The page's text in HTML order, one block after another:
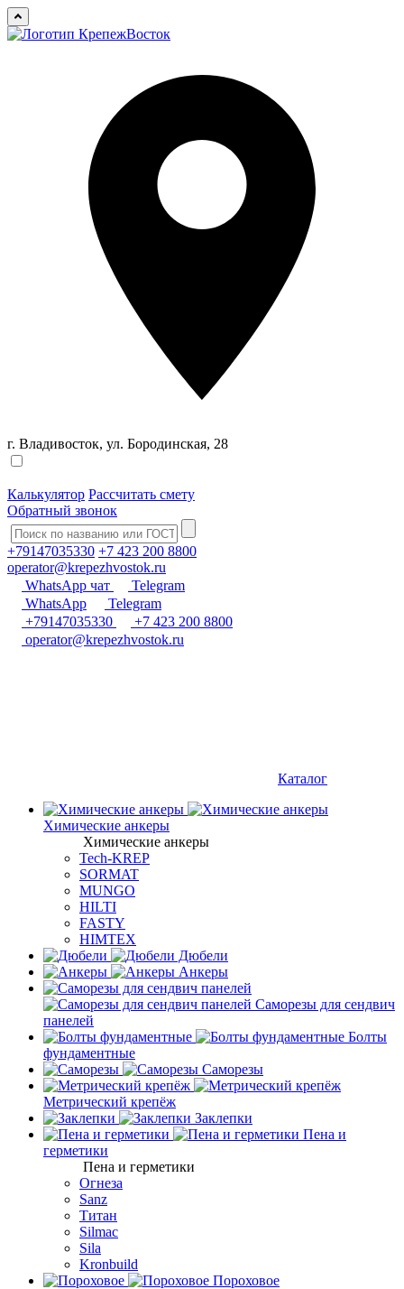
г. Владивосток, ул. Бородинская, 28
Калькулятор Рассчитать смету
Обратный звонок
+79147035330 +7 423 200 8800
operator@krepezhvostok.ru
WhatsApp чат
Telegram
WhatsApp
Telegram
+79147035330
+7 423 200 8800
operator@krepezhvostok.ru
Каталог
Химические анкеры
Химические анкеры
Tech-KREP
SORMAT
MUNGO
HILTI
FASTY
HIMTEX
Дюбели
Анкеры
Саморезы для сендвич
панелей
Болты
фундаментные
Саморезы
Метрический крепёж
Заклепки
Пена и
герметики
Пена и герметики
Огнеза
Sanz
Титан
Silmac
Sila
Kronbuild
Пороховое